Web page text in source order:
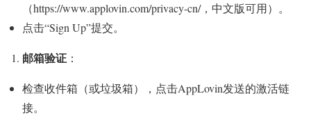
（https://www.applovin.com/privacy-cn/，中文版可用）。
点击“Sign Up”提交。
邮箱验证 ：
检查收件箱（或垃圾箱），点击AppLovin发送的激活链
接。